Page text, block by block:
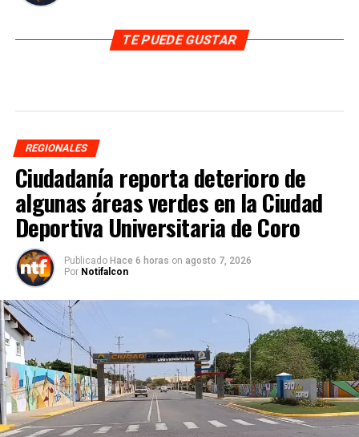
TE PUEDE GUSTAR
REGIONALES
Ciudadanía reporta deterioro de
algunas áreas verdes en la Ciudad
Deportiva Universitaria de Coro
Publicado Hace 6 horas on agosto 7, 2026
Por Notifalcon